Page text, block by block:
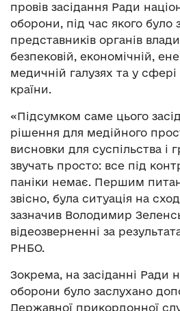
провів засідання Ради
оборони, під час якого було
представників органів
безпековій, економічній,
медичній галузях та у сфері
країни.
«Підсумком саме цього
рішення для медійного
висновки для суспільства і
звучать просто: все під
паніки немає. Першим
звісно, була ситуація на
зазначив Володимир
відеозверненні за
РНБО.
Зокрема, на засіданні Ради
оборони було заслухано
Державної прикордонної